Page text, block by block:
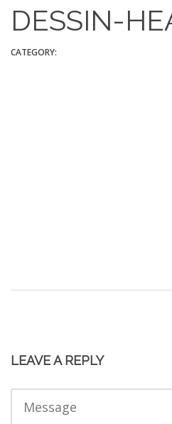
DESSIN-
CATEGORY:
LEAVE A REPLY